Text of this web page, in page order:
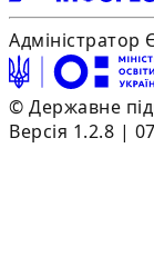
Адміністратор
© Державне
Версія 1.2.8 |